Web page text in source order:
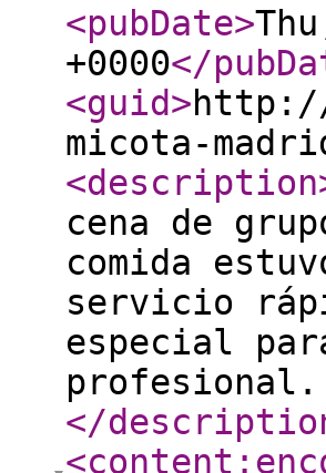
<pubDate>
+0000</
<guid>http://
micota-
<description
cena de
comida
servicio
especial
profesional.
</